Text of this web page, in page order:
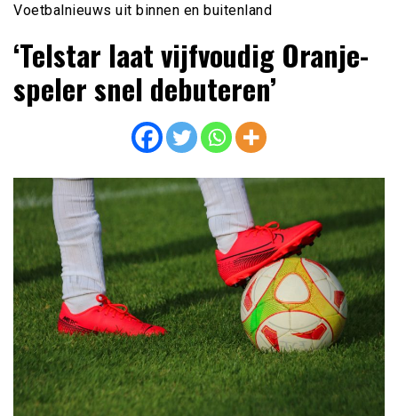
Voetbalnieuws uit binnen en buitenland
‘Telstar laat vijfvoudig Oranje-
speler snel debuteren’